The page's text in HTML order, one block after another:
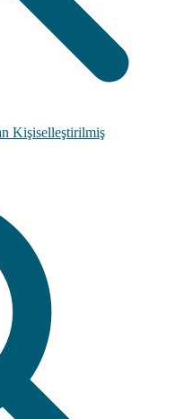
Kişiselleştirilmiş